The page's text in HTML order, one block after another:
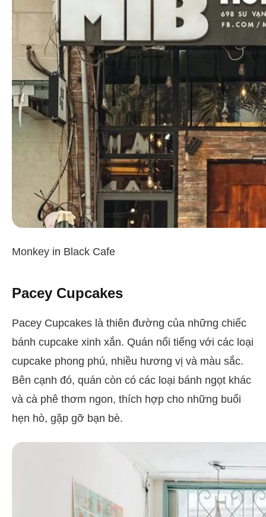
Monkey in Black Cafe
Pacey Cupcakes
Pacey Cupcakes là thiên đường của những chiếc
bánh cupcake xinh xắn. Quán nổi tiếng với các loại
cupcake phong phú, nhiều hương vị và màu sắc.
Bên cạnh đó, quán còn có các loại bánh ngọt khác
và cà phê thơm ngon, thích hợp cho những buổi
hẹn hò, gặp gỡ bạn bè.